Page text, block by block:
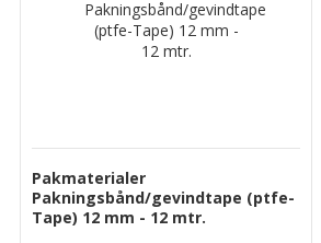
Pakmaterialer
Pakningsbånd/gevindtape (ptfe-
Tape) 12 mm - 12 mtr.